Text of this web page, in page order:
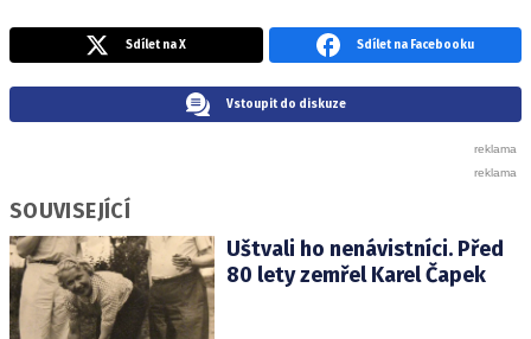
Sdílet na X Sdílet na Facebooku
Vstoupit do diskuze
SOUVISEJÍCÍ
Uštvali ho nenávistníci. Před
80 lety zemřel Karel Čapek